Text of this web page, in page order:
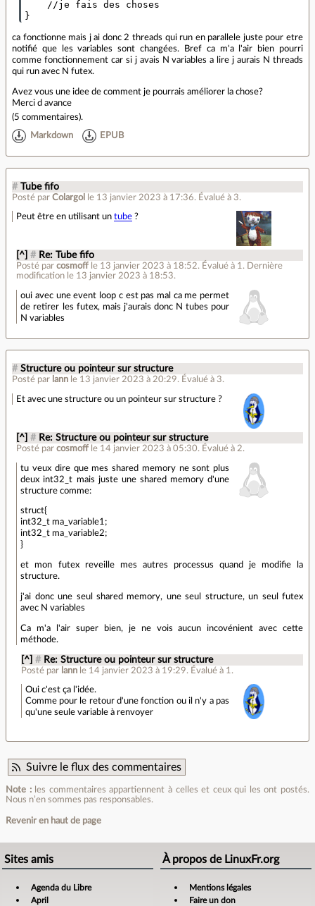
}
ca fonctionne mais j ai donc 2 threads qui run en parallele juste pour etre
notifié que les variables sont changées. Bref ca m'a l'air bien pourri
comme fonctionnement car si j avais N variables a lire j aurais N threads
qui run avec N futex.
Avez vous une idee de comment je pourrais améliorer la chose?
Merci d avance
(5 commentaires).
Markdown EPUB
# Tube fifo
Posté par Colargol le 13 janvier 2023 à 17:36. Évalué à 3.
Peut être en utilisant un tube ?
[^] # Re: Tube fifo
Posté parcosmoff le 13 janvier 2023 à 18:52. Évalué à 1. Dernière
modification le 13 janvier 2023 à 18:53.
oui avec une event loop c est pas mal ca me permet
de retirer les futex, mais j'aurais donc N tubes pour
N variables
# Structure ou pointeur sur structure
Posté par lann le 13 janvier 2023 à 20:29. Évalué à 3.
Et avec une structure ou un pointeur sur structure ?
[^] # Re: Structure ou pointeur sur structure
Posté parcosmoff le 14 janvier 2023 à 05:30. Évalué à 2.
tu veux dire que mes shared memory ne sont plus
deux int32_t mais juste une shared memory d'une
structure comme:
struct{
int32_t ma_variable1;
int32_t ma_variable2;
}
et mon futex reveille mes autres processus quand je modifie la
structure.
j'ai donc une seul shared memory, une seul structure, un seul futex
avec N variables
Ca m'a l'air super bien, je ne vois aucun incovénient avec cette
méthode.
[^] # Re: Structure ou pointeur sur structure
Posté par lann le 14 janvier 2023 à 19:29. Évalué à 1 .
Oui c'est ça l'idée.
Comme pour le retour d'une fonction ou il n'y a pas
qu'une seule variable à renvoyer
Suivre le flux des commentaires
Note :les commentaires appartiennent à celles et ceux qui les ont postés.
Nous n’en sommes pas responsables.
Revenir en haut de page
Sites amis
Agenda du Libre
April
À propos de LinuxFr.org
Mentions légales
Faire un don